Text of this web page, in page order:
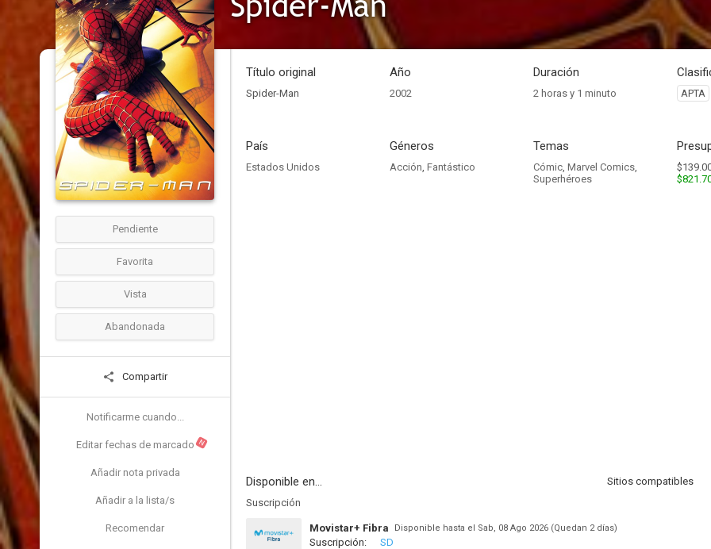
Pendiente
Favorita
Vista
Abandonada
Compartir
Notificarme cuando...
Editar fechas de marcado N
Añadir nota privada
Añadir a la lista/s
Recomendar
Título original
Spider-Man
Año
2002
Duración
2 horas y 1 minuto APTA
País
Estados Unidos
Géneros
Acción, Fantástico
Temas
Cómic, Marvel Comics,
Superhéroes
Disponible en...
Sitios compatibles
Suscripción
Movistar+ Fibra Disponible hasta el Sab, 08 Ago 2026 (Quedan 2 días)
Suscripción: SD